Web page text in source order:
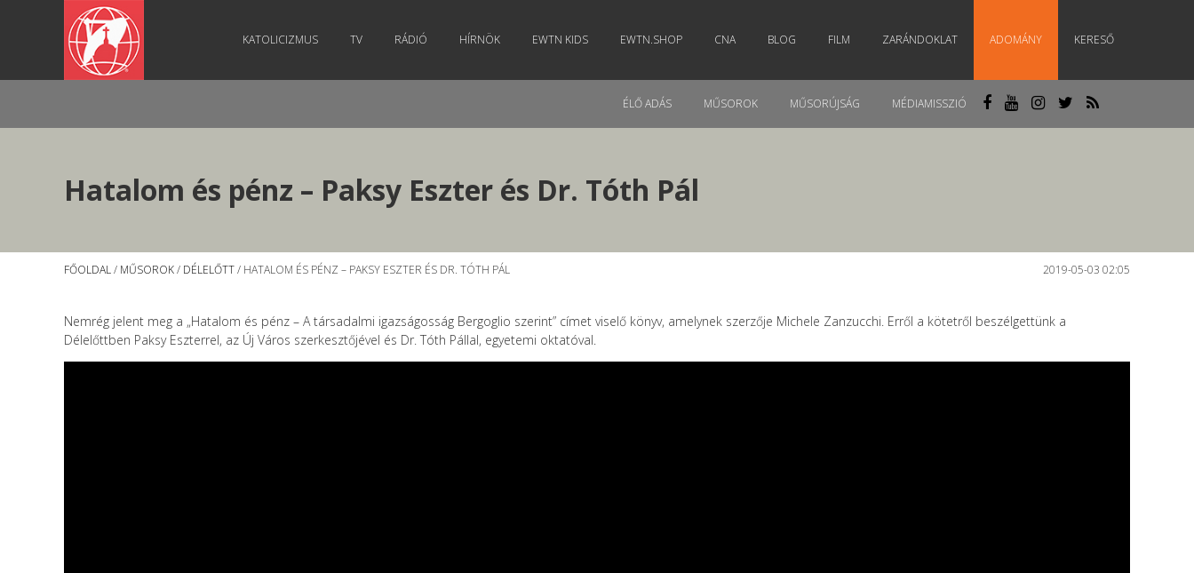
KATOLICIZMUS TV RÁDIÓ HÍRNÖK EWTN KIDS EWTN.SHOP CNA BLOG FILM ZARÁNDOKLAT ADOMÁNY KERESŐ
ÉLŐ ADÁS MŰSOROK MŰSORÚJSÁG MÉDIAMISSZIÓ
Hatalom és pénz – Paksy Eszter és Dr. Tóth Pál
FŐOLDAL/ MŰSOROK/ DÉLELŐTT/ HATALOM ÉS PÉNZ – PAKSY ESZTER ÉS DR. TÓTH PÁL 2019-05-03 02:05
Nemrég jelent meg a „Hatalom és pénz – A társadalmi igazságosság Bergoglio szerint” címet viselő könyv, amelynek szerzője Michele Zanzucchi. Erről a kötetről beszélgettünk a
Délelőttben Paksy Eszterrel, az Új Város szerkesztőjével és Dr. Tóth Pállal, egyetemi oktatóval.